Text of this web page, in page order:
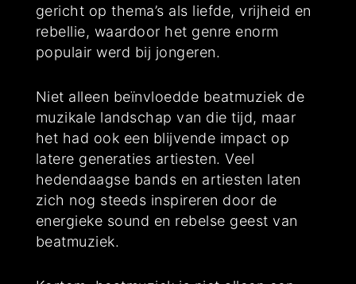
gericht op thema’s als liefde, vrijheid en
rebellie, waardoor het genre enorm
populair werd bij jongeren.
Niet alleen beïnvloedde beatmuziek de
muzikale landschap van die tijd, maar
het had ook een blijvende impact op
latere generaties artiesten. Veel
hedendaagse bands en artiesten laten
zich nog steeds inspireren door de
energieke sound en rebelse geest van
beatmuziek.